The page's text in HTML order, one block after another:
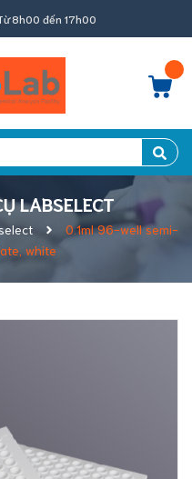
8h00 đến 17h00
LABSELECT
0.1ml 96-well semi-
white